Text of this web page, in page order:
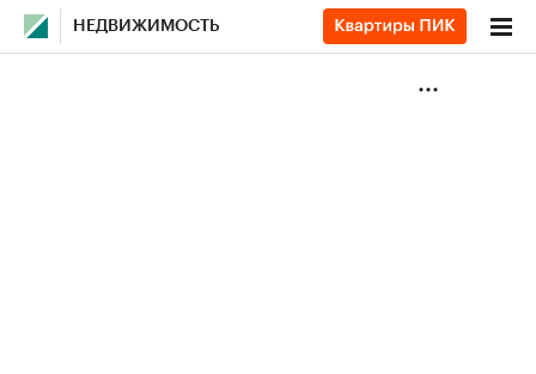
НЕДВИЖИМОСТЬ